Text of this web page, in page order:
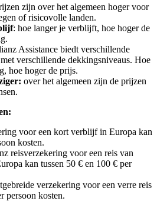
zijn over het algemeen hoger voor
of risicovolle landen.
: hoe langer je verblijft, hoe hoger de
Assistance biedt verschillende
verschillende dekkingsniveaus. Hoe
hoe hoger de prijs.
over het algemeen zijn de prijzen
voor een kort verblijf in Europa kan
kosten.
reisverzekering voor een reis van
kan tussen 50 € en 100 € per
verzekering voor een verre reis
persoon kosten.